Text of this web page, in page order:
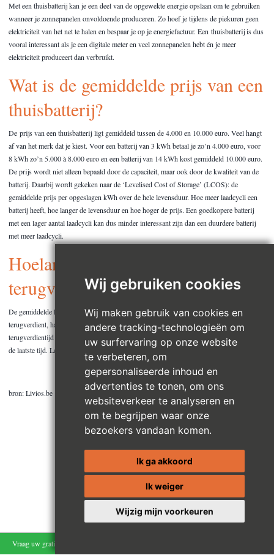
Wij gebruiken cookies
Wij maken gebruik van cookies en
andere tracking-technologieën om
uw surfervaring op onze website
te verbeteren, om
gepersonaliseerde inhoud en
advertenties te tonen, om ons
websiteverkeer te analyseren en
om te begrijpen waar onze
bezoekers vandaan komen.
Ik ga akkoord
Ik weiger
Wijzig mijn voorkeuren
Met een thuisbatterij kan je een deel van de opgewekte energie opslaan om te gebruiken
wanneer je zonnepanelen onvoldoende produceren. Zo hoef je tijdens de piekuren geen
elektriciteit van het net te halen en bespaar je op je energiefactuur. Een thuisbatterij is dus
vooral interessant als je een digitale meter en veel zonnepanelen hebt én je meer
elektriciteit produceert dan verbruikt.
Wat is de gemiddelde prijs van een
thuisbatterij?
De prijs van een thuisbatterij ligt gemiddeld tussen de 4.000 en 10.000 euro. Veel hangt
af van het merk dat je kiest. Voor een batterij van 3 kWh betaal je zo’n 4.000 euro, voor
8 kWh zo’n 5.000 à 8.000 euro en een batterij van 14 kWh kost gemiddeld 10.000 euro.
De prijs wordt niet alleen bepaald door de capaciteit, maar ook door de kwaliteit van de
batterij. Daarbij wordt gekeken naar de ‘Levelised Cost of Storage’ (LCOS): de
gemiddelde prijs per opgeslagen kWh over de hele levensduur. Hoe meer laadcycli een
batterij heeft, hoe langer de levensduur en hoe hoger de prijs. Een goedkopere batterij
met een lager aantal laadcycli kan dus minder interessant zijn dan een duurdere batterij
met meer laadcycli.
Hoelang bedraagt de
terugverdientijd?
De gemiddelde levensduur bedraagt 15 à 25 jaar. Hoe snel je een thuisbatterij
terugverdient, hangt af van jouw persoonlijke situatie. In de meeste gevallen ligt de
terugverdientijd tussen de 6 à 15 jaar. Veel hangt af van de stroomprijs en die fluctueert
de laatste tijd. Lees hier hoe rendabel een thuisbatterij is.
bron: Livios.be
Vraag uw gratis schatting aan